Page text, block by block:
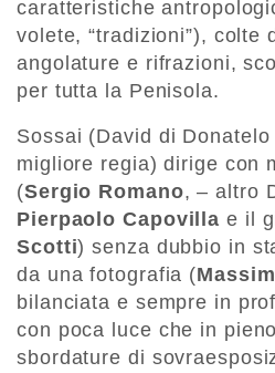
caratteristiche
volete, “tradizioni”), colte
angolature e rifrazioni,
per tutta la Penisola.
Sossai (David di
migliore regia) dirige con
(Sergio Romano, – altro
Pierpaolo Capovilla e il
Scotti) senza dubbio in
da una fotografia (
bilanciata e sempre in
con poca luce che in
sbordature di